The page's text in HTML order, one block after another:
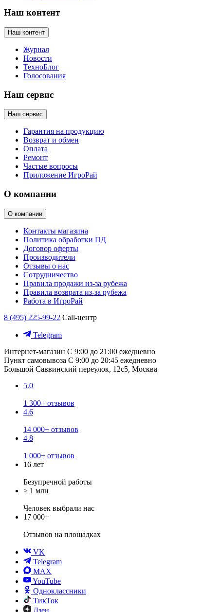
Наш контент
Наш контент
Журнал
Новости
ТехноБлог
Голосования
Наш сервис
Наш сервис
Гарантия на продукцию
Возврат и обмен
Оплата
Ремонт
Частые вопросы
Приложение ИгроРай
О компании
О компании
Контакты магазина
Политика обработки ПД
Договор оферты
Производители
Отзывы о нас
Сотрудничество
Правила продажи из-за рубежа
Правила возврата из-за рубежа
Работа в ИгроРай
8 (495) 225-99-22 Call-центр
Telegram
Интернет-магазин С 9:00 до 21:00 ежедневно
Пункт самовывоза С 9:00 до 20:45 ежедневно
Большой Саввинский переулок, 12с5, Москва
5.0
1 300+ отзывов
4.6
14 000+ отзывов
4.8
1 000+ отзывов
16 лет
Безупречной работы
> 1 млн
Человек выбрали нас
17 000+
Отзывов на площадках
VK
Telegram
MAX
YouTube
Одноклассники
ТикТок
Дзен